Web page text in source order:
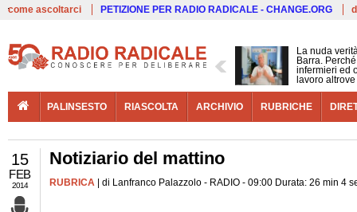
come ascoltarci PETIZIONE PER RADIO RADICALE - CHANGE.ORG
La nuda
Barra.
infermieri ed
lavoro altrove
PALINSESTO RIASCOLTA ARCHIVIO RUBRICHE
15
FEB
2014
Notiziario del mattino
RUBRICA | di Lanfranco Palazzolo - RADIO - 09:00 Durata: 26 min 4